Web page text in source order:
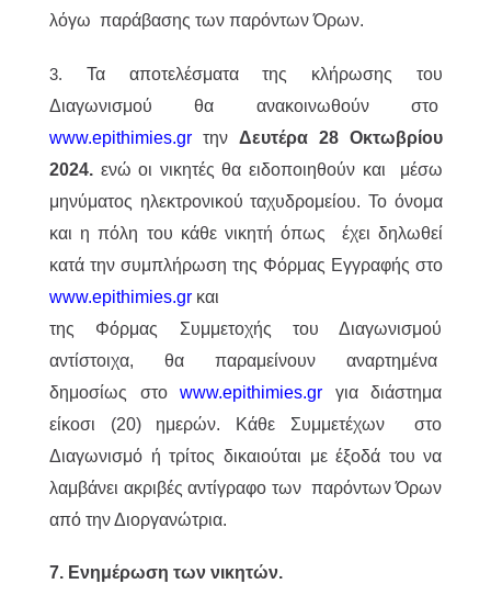
λόγω παράβασης των παρόντων Όρων.
3. Τα αποτελέσματα της κλήρωσης του
Διαγωνισμού θα ανακοινωθούν στο
www.epithimies.gr την Δευτέρα 28 Οκτωβρίου
2024. ενώ οι νικητές θα ειδοποιηθούν και μέσω
μηνύματος ηλεκτρονικού ταχυδρομείου. Το όνομα
και η πόλη του κάθε νικητή όπως έχει δηλωθεί
κατά την συμπλήρωση της Φόρμας Εγγραφής στο
www.epithimies.gr και
της Φόρμας Συμμετοχής του Διαγωνισμού
αντίστοιχα, θα παραμείνουν αναρτημένα
δημοσίως στοwww.epithimies.gr για διάστημα
είκοσι (20) ημερών. Κάθε Συμμετέχων στο
Διαγωνισμό ή τρίτος δικαιούται με έξοδά του να
λαμβάνει ακριβές αντίγραφο των παρόντων Όρων
από την Διοργανώτρια.
7. Ενημέρωση των νικητών.